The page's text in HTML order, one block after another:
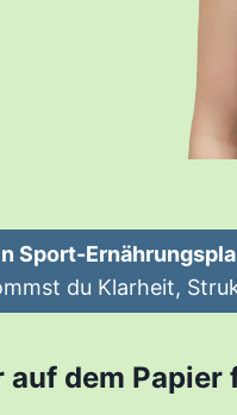
Sport-
du Klarheit,
dem